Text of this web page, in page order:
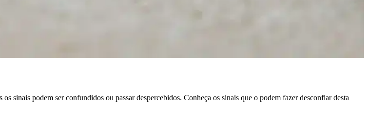
sinais podem ser confundidos ou passar despercebidos. Conheça os sinais que o podem fazer desconfiar desta